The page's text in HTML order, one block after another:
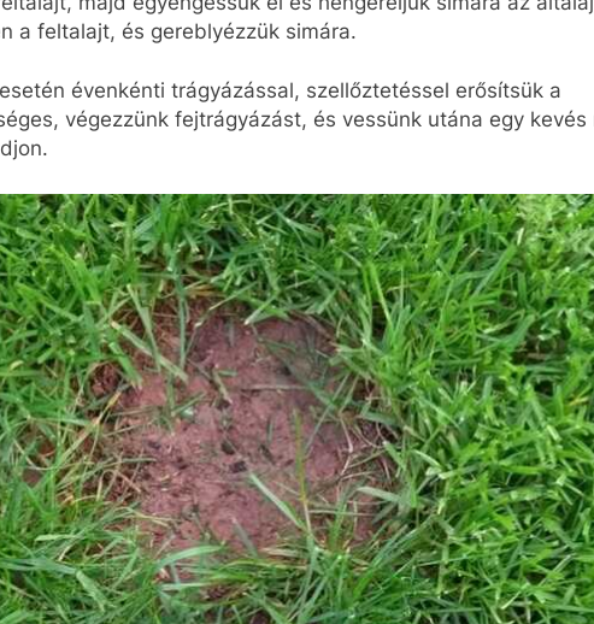
a feltalajt, és gereblyézzük simára.
évenkénti trágyázással, szellőztetéssel erősítsük a
végezzünk fejtrágyázást, és vessünk utána egy kevés